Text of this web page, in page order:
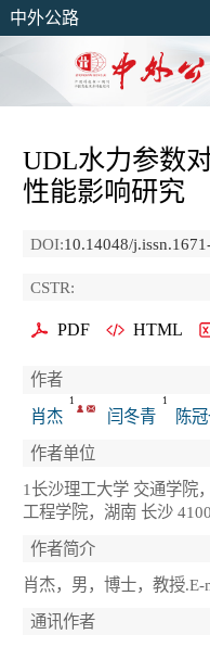
中外公路
UDL水力参数
性能影响研究
DOI:10.14048/
CSTR:
PDF HTML
作者
肖杰
1
闫冬青
1
陈
作者单位
1长沙理工大学 交通学院
工程学院，湖南 长沙
作者简介
肖杰，男，博士，教授.E-
通讯作者